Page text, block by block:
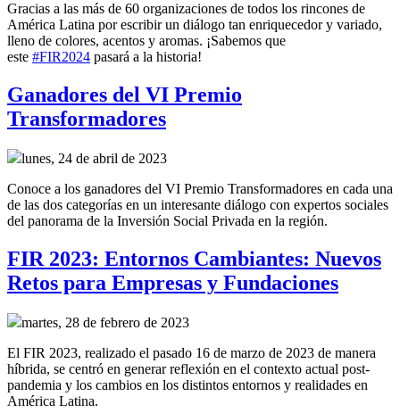
Gracias a las más de 60 organizaciones de todos los rincones de
América Latina por escribir un diálogo tan enriquecedor y variado,
lleno de colores, acentos y aromas. ¡Sabemos que
este #FIR2024 pasará a la historia!
Ganadores del VI Premio
Transformadores
lunes, 24 de abril de 2023
Conoce a los ganadores del VI Premio Transformadores en cada una
de las dos categorías en un interesante diálogo con expertos sociales
del panorama de la Inversión Social Privada en la región.
FIR 2023: Entornos Cambiantes: Nuevos
Retos para Empresas y Fundaciones
martes, 28 de febrero de 2023
El FIR 2023, realizado el pasado 16 de marzo de 2023 de manera
híbrida, se centró en generar reflexión en el contexto actual post-
pandemia y los cambios en los distintos entornos y realidades en
América Latina.